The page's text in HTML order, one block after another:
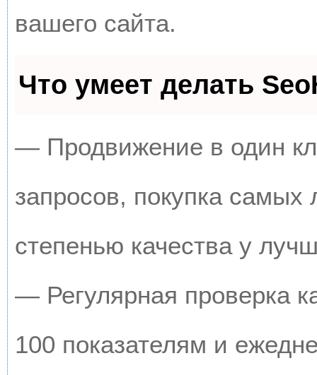
вашего сайта.
Что умеет делать
— Продвижение в один
запросов, покупка
степенью качества у
— Регулярная проверка
100 показателям и